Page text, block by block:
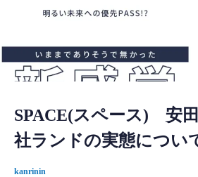
プ
SPACE(スペース) 安
社ランドの実態につい
kanrinin